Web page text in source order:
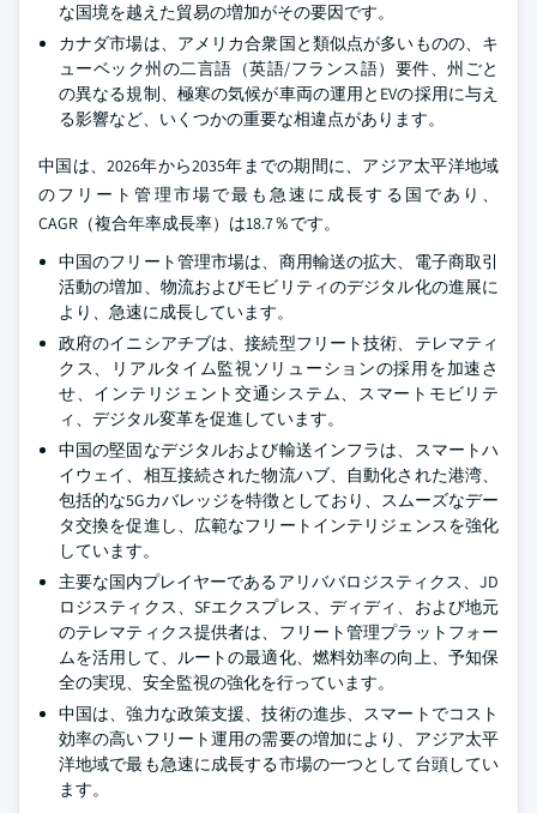
な国境を越えた貿易の増加がその要因です。
カナダ市場は、アメリカ合衆国と類似点が多いものの、キ
ューベック州の二言語（英語/フランス語）要件、州ごと
の異なる規制、極寒の気候が車両の運用とEVの採用に与え
る影響など、いくつかの重要な相違点があります。
中国は、2026年から2035年までの期間に、アジア太平洋地域
のフリート管理市場で最も急速に成長する国であり、
CAGR（複合年率成長率）は18.7％です。
中国のフリート管理市場は、商用輸送の拡大、電子商取引
活動の増加、物流およびモビリティのデジタル化の進展に
より、急速に成長しています。
政府のイニシアチブは、接続型フリート技術、テレマティ
クス、リアルタイム監視ソリューションの採用を加速さ
せ、インテリジェント交通システム、スマートモビリテ
ィ、デジタル変革を促進しています。
中国の堅固なデジタルおよび輸送インフラは、スマートハ
イウェイ、相互接続された物流ハブ、自動化された港湾、
包括的な5Gカバレッジを特徴としており、スムーズなデー
タ交換を促進し、広範なフリートインテリジェンスを強化
しています。
主要な国内プレイヤーであるアリババロジスティクス、JD
ロジスティクス、SFエクスプレス、ディディ、および地元
のテレマティクス提供者は、フリート管理プラットフォー
ムを活用して、ルートの最適化、燃料効率の向上、予知保
全の実現、安全監視の強化を行っています。
中国は、強力な政策支援、技術の進歩、スマートでコスト
効率の高いフリート運用の需要の増加により、アジア太平
洋地域で最も急速に成長する市場の一つとして台頭してい
ます。